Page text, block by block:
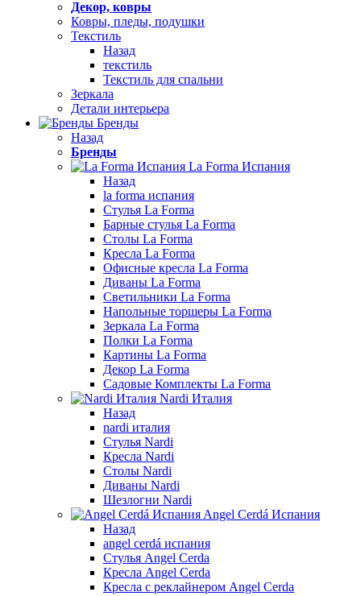
Декор, ковры
Ковры, пледы, подушки
Текстиль
Назад
текстиль
Текстиль для спальни
Зеркала
Детали интерьера
Бренды
Назад
Бренды
La Forma Испания
Назад
la forma испания
Стулья La Forma
Барные стулья La Forma
Столы La Forma
Кресла La Forma
Офисные кресла La Forma
Диваны La Forma
Светильники La Forma
Напольные торшеры La Forma
Зеркала La Forma
Полки La Forma
Картины La Forma
Декор La Forma
Садовые Комплекты La Forma
Nardi Италия
Назад
nardi италия
Стулья Nardi
Кресла Nardi
Столы Nardi
Диваны Nardi
Шезлогни Nardi
Angel Cerdá Испания
Назад
angel cerdá испания
Стулья Angel Cerda
Кресла Angel Cerda
Кресла с реклайнером Angel Cerda